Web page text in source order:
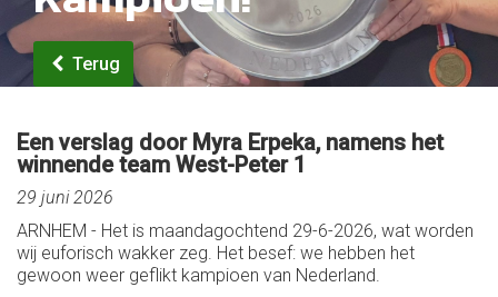
Terug
Een verslag door Myra Erpeka, namens het
winnende team West-Peter 1
29 juni 2026
ARNHEM - Het is maandagochtend 29-6-2026, wat worden
wij euforisch wakker zeg. Het besef: we hebben het
gewoon weer geflikt kampioen van Nederland.